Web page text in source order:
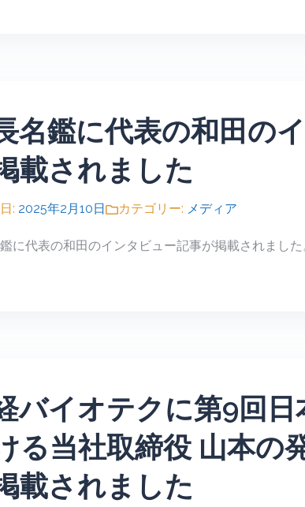
名鑑に代表の和田の
載されました
: 2025年2月10日 カテゴリー: メディア
に代表の和田のインタビュー記事が掲載されまし
バイオテクに第9回
る当社取締役 山本の
載されました